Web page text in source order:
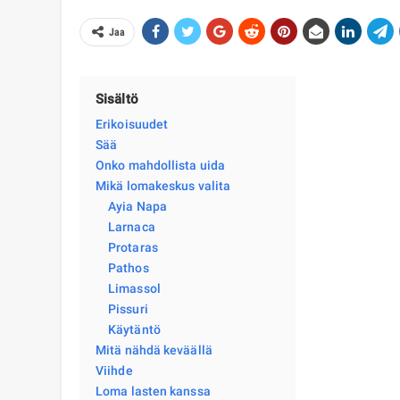
Jaa
Sisältö
Erikoisuudet
Sää
Onko mahdollista uida
Mikä lomakeskus valita
Ayia Napa
Larnaca
Protaras
Pathos
Limassol
Pissuri
Käytäntö
Mitä nähdä keväällä
Viihde
Loma lasten kanssa